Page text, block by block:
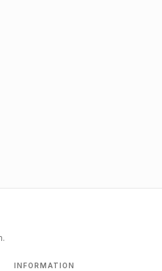
INFORMATION